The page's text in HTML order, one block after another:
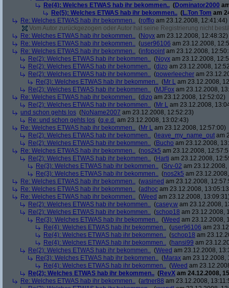
Re(4): Welches ETWAS hab ihr bekommen.. (Dominator2000
Re(5): Welches ETWAS hab ihr bekommen.. (L.Ton Tom am
Re: Welches ETWAS hab ihr bekommen.. (rofflo am 23.12.2008, 12:41:44)
Vom Autor zurückgezogen oder Autor hat seine Registrierung nicht
Re: Welches ETWAS hab ihr bekommen.. (Noyx am 23.12.2008, 12:48:32)
Re: Welches ETWAS hab ihr bekommen.. (user96106 am 23.12.2008,
Re: Welches ETWAS hab ihr bekommen.. (infopoint am 23.12.2008,
Re(2): Welches ETWAS hab ihr bekommen.. (Noyx am 23.12.2008,
Re(2): Welches ETWAS hab ihr bekommen.. (dizo am 23.12.2008,
Re(2): Welches ETWAS hab ihr bekommen.. (powerleecher am
Re(3): Welches ETWAS hab ihr bekommen.. (Mr L am 23.12.2008,
Re(2): Welches ETWAS hab ihr bekommen.. (MJFox am 23.12.2008,
Re: Welches ETWAS hab ihr bekommen.. (dizo am 23.12.2008, 12:52:02)
Re(2): Welches ETWAS hab ihr bekommen.. (Mr L am 23.12.2008,
und schon gehts los (NoName2007 am 23.12.2008, 12:52:23)
Re: und schon gehts los (q.e.d. am 23.12.2008, 13:02:43)
Re: Welches ETWAS hab ihr bekommen.. (Mr L am 23.12.2008, 12:57:00)
Re(2): Welches ETWAS hab ihr bekommen.. ( leave_my_name_out am
Re(2): Welches ETWAS hab ihr bekommen.. (Bucho am 23.12.2008,
Re: Welches ETWAS hab ihr bekommen.. (nos2k5 am 23.12.2008,
Re(2): Welches ETWAS hab ihr bekommen.. (Harti am 23.12.2008,
Re(3): Welches ETWAS hab ihr bekommen.. (Srv-02 am 23.12.2008,
Re(3): Welches ETWAS hab ihr bekommen.. (nos2k5 am
Re: Welches ETWAS hab ihr bekommen.. (wasined am 23.12.2008,
Re: Welches ETWAS hab ihr bekommen.. (adhoc am 23.12.2008,
Re: Welches ETWAS hab ihr bekommen.. (Weed am 23.12.2008,
Re(2): Welches ETWAS hab ihr bekommen.. (casey.w am 23.12.2008,
Re(2): Welches ETWAS hab ihr bekommen.. (schop18 am 23.12.2008,
Re(3): Welches ETWAS hab ihr bekommen.. (Weed am 23.12.2008,
Re(4): Welches ETWAS hab ihr bekommen.. (user96106 am
Re(4): Welches ETWAS hab ihr bekommen.. (schop18 am
Re(4): Welches ETWAS hab ihr bekommen.. (hansi99 am
Re(2): Welches ETWAS hab ihr bekommen.. (Weed am 23.12.2008,
Re(3): Welches ETWAS hab ihr bekommen.. (Marax am 23.12.2008,
Re(4): Welches ETWAS hab ihr bekommen.. (Weed am
Re(2): Welches ETWAS hab ihr bekommen.. (RevX am 24.12.2008,
Re: Welches ETWAS hab ihr bekommen.. (artner88 am 23.12.2008,